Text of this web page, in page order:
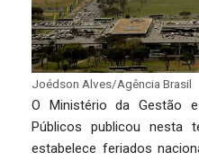
Joédson Alves/Agência Brasil
O Ministério da Gestão
Públicos publicou nesta
estabelece feriados